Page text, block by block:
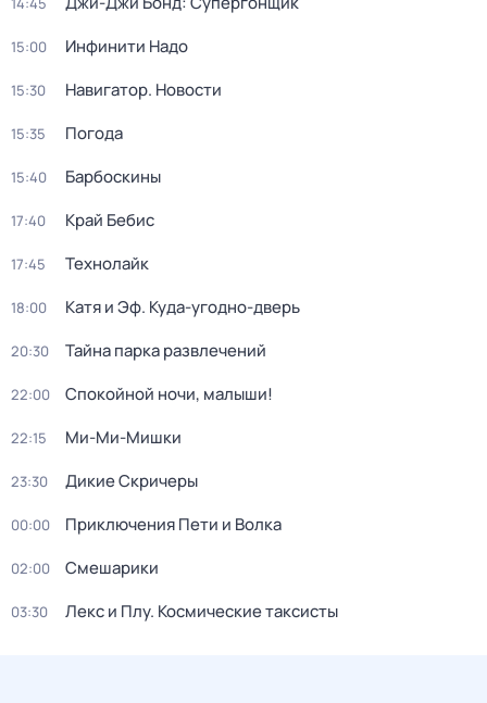
15:00 Инфинити Надо
15:30 Навигатор. Новости
15:35 Погода
15:40 Барбоскины
17:40 Край Бебис
17:45 Технолайк
18:00 Катя и Эф. Куда-угодно-дверь
20:30 Тайна парка развлечений
22:00 Спокойной ночи, малыши!
22:15 Ми-Ми-Мишки
23:30 Дикие Скричеры
00:00 Приключения Пети и Волка
02:00 Смешарики
03:30 Лекс и Плу. Космические таксисты